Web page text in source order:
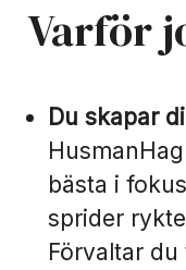
Varför
Du skapar
bästa i
sprider
Förvaltar